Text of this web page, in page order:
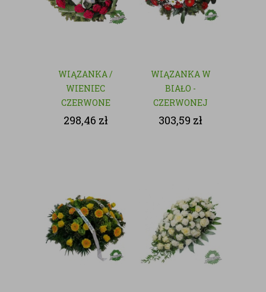
WIĄZANKA /
WIENIEC
CZERWONE
RÓŻE - KWIATY
298,46 zł
WIĄZANKA W
BIAŁO -
CZERWONEJ
KOLORYSTYCE
303,59 zł